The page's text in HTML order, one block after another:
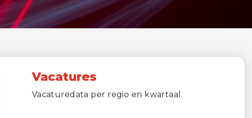
Vacatures
Vacaturedata per regio en kwartaal.